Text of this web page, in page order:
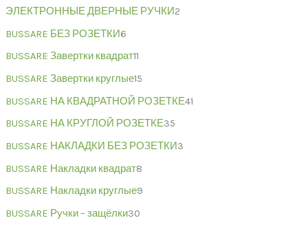
ЭЛЕКТРОННЫЕ ДВЕРНЫЕ РУЧКИ2
BUSSARE БЕЗ РОЗЕТКИ6
BUSSARE Завертки квадрат11
BUSSARE Завертки круглые15
BUSSARE НА КВАДРАТНОЙ РОЗЕТКЕ41
BUSSARE НА КРУГЛОЙ РОЗЕТКЕ35
BUSSARE НАКЛАДКИ БЕЗ РОЗЕТКИ3
BUSSARE Накладки квадрат8
BUSSARE Накладки круглые9
BUSSARE Ручки – защёлки30